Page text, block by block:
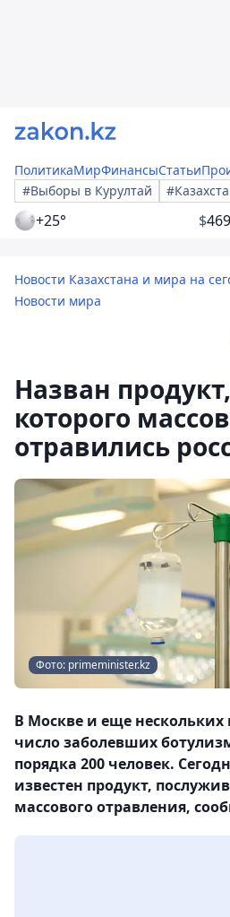
ПолитикаМирФинансыСтатьи
#Выборы в Курултай
+25° $
Новости Казахстана и мира на
Новости мира
Назван
которого
отравились
Фото: primeminister.kz
В Москве и еще нескольких
число заболевших
порядка 200 человек.
известен продукт,
массового отравления,